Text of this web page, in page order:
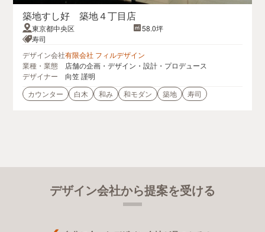
築地すし好 築地４丁目店
東京都中央区
58.0坪
寿司
デザイン会社有限会社 フィルデザイン
業種・業態
店舗の企画・デザイン・設計・プロデュース
デザイナー
向笠 謹明
カウンター
白木 和み 和モダン 築地 寿司
デザイン会社から提案を受ける